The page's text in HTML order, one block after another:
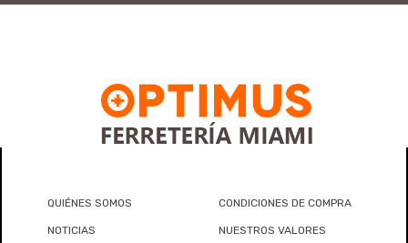
QUIÉNES SOMOS CONDICIONES DE COMPRA
NOTICIAS NUESTROS VALORES